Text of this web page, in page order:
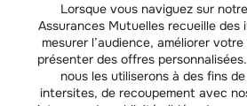
Lorsque vous naviguez sur
Assurances Mutuelles recueille des
mesurer l’audience, améliorer
présenter des offres
nous les utiliserons à des fins
intersites, de recoupement avec
AUTO
Prix d'un contrôle technique